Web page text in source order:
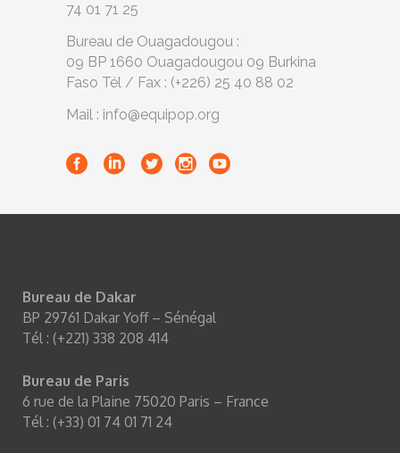
74 01 71 25
Bureau de Ouagadougou :
09 BP 1660 Ouagadougou 09 Burkina
Faso Tél / Fax : (+226) 25 40 88 02
Mail : info@equipop.org
Bureau de Dakar
BP 29761 Dakar Yoff – Sénégal
Tél : (+221) 338 208 414
Bureau de Paris
6 rue de la Plaine 75020 Paris – France
Tél : (+33) 01 74 01 71 24